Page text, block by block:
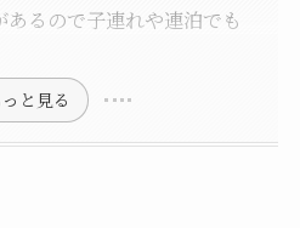
あるので子連れや連泊でも
っと見る